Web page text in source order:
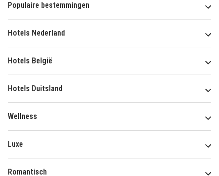
Populaire bestemmingen
Hotels Nederland
Hotels België
Hotels Duitsland
Wellness
Luxe
Romantisch